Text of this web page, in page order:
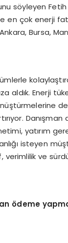
söyleyen Fetih
en çok enerji
Bursa,
aldık. Enerji
yatırım
isteyen
ve
ödeme